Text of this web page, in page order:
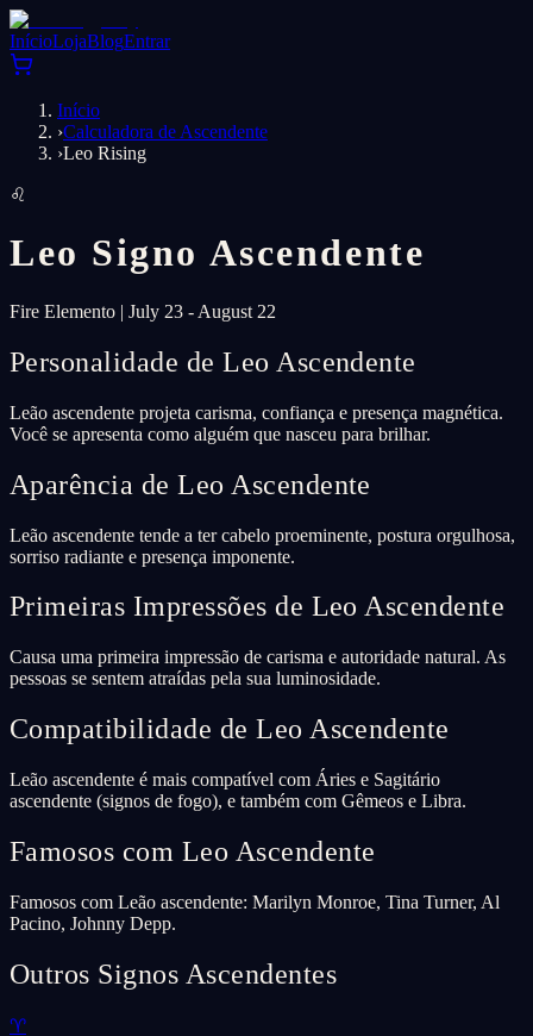
InícioLojaBlogEntrar
Início
›Calculadora de Ascendente
›Leo Rising
♌
Leo Signo Ascendente
Fire Elemento | July 23 - August 22
Personalidade de Leo Ascendente
Leão ascendente projeta carisma, confiança e presença magnética.
Você se apresenta como alguém que nasceu para brilhar.
Aparência de Leo Ascendente
Leão ascendente tende a ter cabelo proeminente, postura orgulhosa,
sorriso radiante e presença imponente.
Primeiras Impressões de Leo Ascendente
Causa uma primeira impressão de carisma e autoridade natural. As
pessoas se sentem atraídas pela sua luminosidade.
Compatibilidade de Leo Ascendente
Leão ascendente é mais compatível com Áries e Sagitário
ascendente (signos de fogo), e também com Gêmeos e Libra.
Famosos com Leo Ascendente
Famosos com Leão ascendente: Marilyn Monroe, Tina Turner, Al
Pacino, Johnny Depp.
Outros Signos Ascendentes
♈